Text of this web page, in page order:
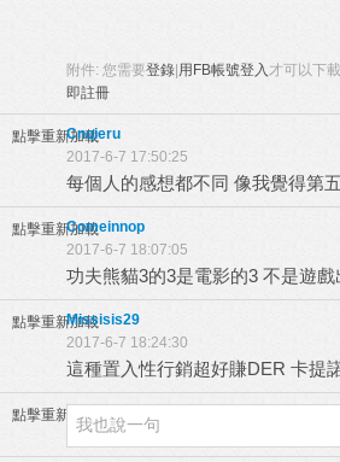
附件: 您需要登錄 用FB帳號登入才可以下
即註冊
點擊重新加載
Cnqieru
2017-6-7 17:50:25
每個人的感想都不同 像我覺得第
點擊重新加載Comeinnop
2017-6-7 18:07:05
功夫熊貓3的3是電影的3 不是遊
點擊重新加載Missisis29
2017-6-7 18:24:30
這種置入性行銷超好賺DER 卡提
點擊重新加載